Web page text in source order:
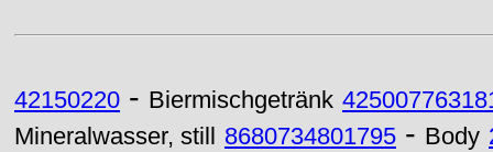
42150220 - Biermischgetränk
Mineralwasser, still
8680734801795 - Body